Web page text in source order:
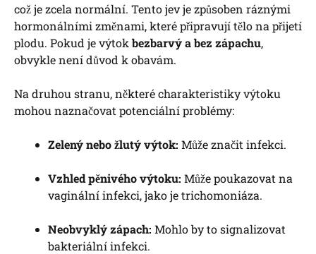
což je zcela normální. Tento jev je způsoben ráznými
hormonálními změnami, které připravují tělo na přijetí
plodu. Pokud je výtokbezbarvý a bez zápachu,
obvykle není důvod k obavám.
Na druhou stranu, některé charakteristiky výtoku
mohou naznačovat potenciální problémy:
Zelený nebo žlutý výtok: Může značit infekci.
Vzhled pěnivého výtoku: Může poukazovat na
vaginální infekci, jako je trichomoniáza.
Neobvyklý zápach: Mohlo by to signalizovat
bakteriální infekci.